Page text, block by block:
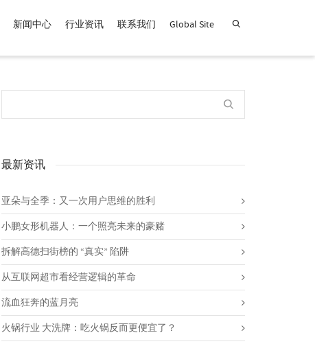
新闻中心 行业资讯 联系我们 Global Site
最新资讯
亚朵与全季：又一次用户思维的胜利
小鹏女形机器人：一个照亮未来的豪赌
拆解高德扫街榜的 “真实” 陷阱
从互联网超市看经营逻辑的革命
流血狂奔的蓝月亮
火锅行业 大洗牌：吃火锅反而更便宜了？